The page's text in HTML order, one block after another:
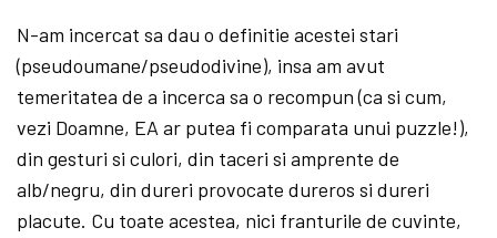
N-am incercat sa dau o definitie acestei stari
(pseudoumane/pseudodivine), insa am avut
temeritatea de a incerca sa o recompun (ca si cum,
vezi Doamne, EA ar putea fi comparata unui puzzle!),
din gesturi si culori, din taceri si amprente de
alb/negru, din dureri provocate dureros si dureri
placute. Cu toate acestea, nici franturile de cuvinte,